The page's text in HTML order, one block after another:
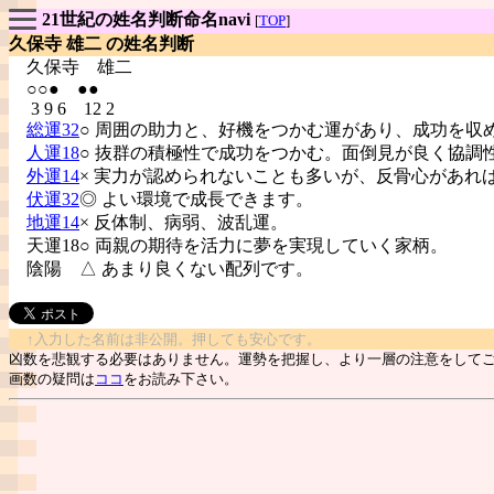
21世紀の姓名判断命名navi [TOP]
久保寺 雄二 の姓名判断
久保寺 雄二
○○● ●●
3 9 6 12 2
総運32○ 周囲の助力と、好機をつかむ運があり、成功を収
人運18○ 抜群の積極性で成功をつかむ。面倒見が良く協調
外運14× 実力が認められないことも多いが、反骨心があれ
伏運32◎ よい環境で成長できます。
地運14× 反体制、病弱、波乱運。
天運18○ 両親の期待を活力に夢を実現していく家柄。
陰陽
△ あまり良くない配列です。
↑入力した名前は非公開。押しても安心です。
凶数を悲観する必要はありません。運勢を把握し、より一層の注意をして
画数の疑問は ココ をお読み下さい。